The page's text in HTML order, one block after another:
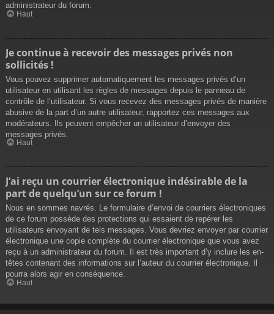
administrateur du forum.
Haut
Je continue à recevoir des messages privés non
sollicités !
Vous pouvez supprimer automatiquement les messages privés d’un
utilisateur en utilisant les règles de messages depuis le panneau de
contrôle de l’utilisateur. Si vous recevez des messages privés de manière
abusive de la part d’un autre utilisateur, rapportez ces messages aux
modérateurs. Ils peuvent empêcher un utilisateur d’envoyer des
messages privés.
Haut
J’ai reçu un courrier électronique indésirable de la
part de quelqu’un sur ce forum !
Nous en sommes navrés. Le formulaire d’envoi de courriers électroniques
de ce forum possède des protections qui essaient de repérer les
utilisateurs envoyant de tels messages. Vous devriez envoyer par courrier
électronique une copie complète du courrier électronique que vous avez
reçu à un administrateur du forum. Il est très important d’y inclure les en-
têtes contenant des informations sur l’auteur du courrier électronique. Il
pourra alors agir en conséquence.
Haut